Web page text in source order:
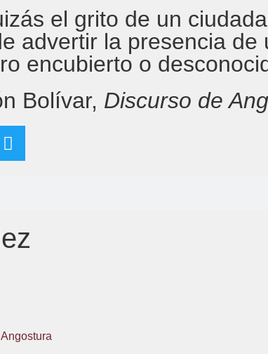
el grito de un
advertir la presencia de
encubierto o
Bolívar, Discurso de